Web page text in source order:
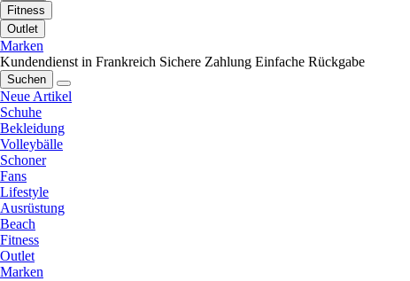
Fitness
Outlet
Marken
Kundendienst in Frankreich Sichere Zahlung Einfache Rückgabe
Suchen
Neue Artikel
Schuhe
Bekleidung
Volleybälle
Schoner
Fans
Lifestyle
Ausrüstung
Beach
Fitness
Outlet
Marken